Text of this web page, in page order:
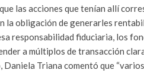
las acciones que tenían allí
la obligación de generarles
responsabilidad fiduciaria, los
a múltiplos de transacción
Daniela Triana comentó que